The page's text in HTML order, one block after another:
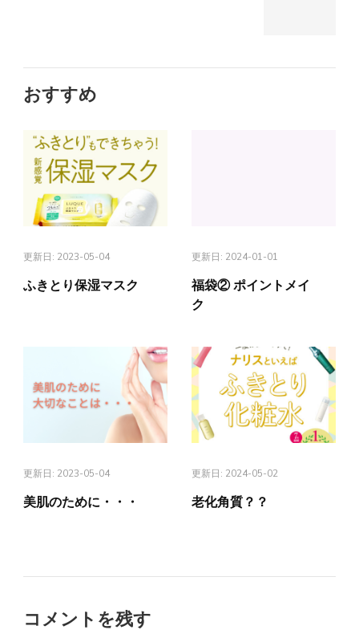
おすすめ
更新日: 2023-05-04
ふきとり保湿マスク
更新日: 2024-01-01
福袋② ポイントメイ
ク
更新日: 2023-05-04
美肌のために・・・
更新日: 2024-05-02
老化角質？？
コメントを残す